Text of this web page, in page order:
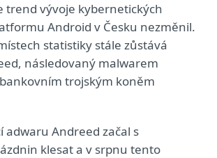
trend vývoje kybernetických
Android v Česku nezměnil.
statistiky stále zůstává
následovaný malwarem
trojským koněm
adwaru Andreed začal s
klesat a v srpnu tento